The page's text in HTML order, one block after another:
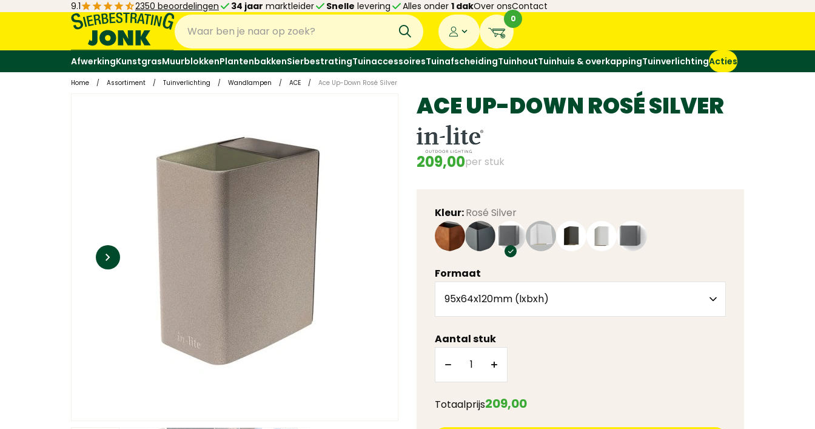
9.1 2350 beoordelingen 34 jaar marktleider Snelle levering Alles onder 1 dakOver onsContact
0
AfwerkingKunstgrasMuurblokkenPlantenbakkenSierbestratingTuinaccessoiresTuinafscheidingTuinhoutTuinhuis & overkappingTuinverlichtingActies
Home / Assortiment / Tuinverlichting / Wandlampen / ACE / Ace Up-Down Rosé Silver
ACE UP-DOWN ROSÉ SILVER
209,00per stuk
Kleur:Rosé Silver
Formaat
Aantal stuk
Totaalprijs209,00